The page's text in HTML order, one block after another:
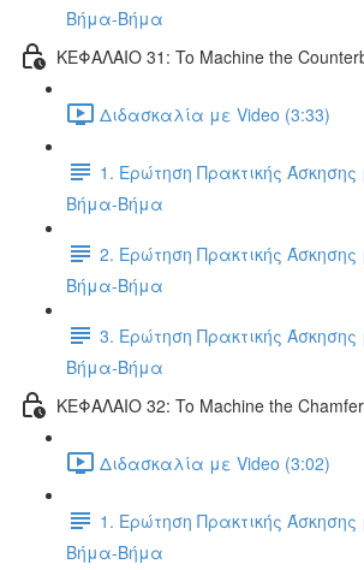
Βήμα-Βήμα
ΚΕΦΑΛΑΙΟ 31: To Machine the
Διδασκαλία με Video (3:33)
1. Ερώτηση Πρακτικής
Βήμα-Βήμα
2. Ερώτηση Πρακτικής
Βήμα-Βήμα
3. Ερώτηση Πρακτικής
Βήμα-Βήμα
ΚΕΦΑΛΑΙΟ 32: To Machine the
Διδασκαλία με Video (3:02)
1. Ερώτηση Πρακτικής
Βήμα-Βήμα